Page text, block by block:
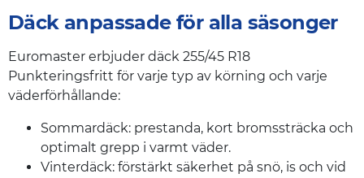
Däck anpassade för alla säsonger
Euromaster erbjuder däck 255/45 R18
Punkteringsfritt för varje typ av körning och varje
väderförhållande:
Sommardäck: prestanda, kort bromssträcka och
optimalt grepp i varmt väder.
Vinterdäck: förstärkt säkerhet på snö, is och vid